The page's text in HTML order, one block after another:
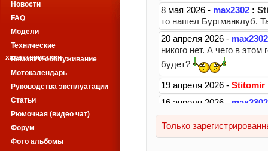
Новости
FAQ
Модели
Технические
характеристики
Ремонт и обслуживание
Мотокалендарь
Руководства эксплуатации
Статьи
Рюмочная (видео чат)
Форум
Фото альбомы